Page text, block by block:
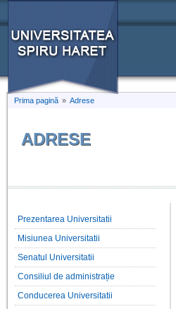
Prima pagină » Adrese
ADRESE
Prezentarea Universitatii
Misiunea Universitatii
Senatul Universitatii
Consiliul de administrație
Conducerea Universitatii